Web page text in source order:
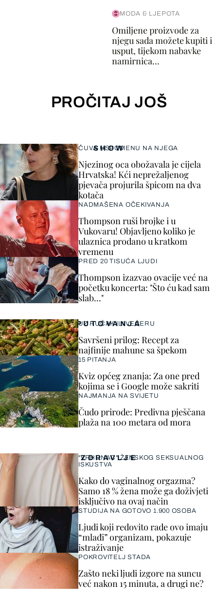
MODA & LJEPOTA
Omiljene proizvode za
njegu sada možete kupiti i
usput, tijekom nabavke
namirnica...
PROČITAJ JOŠ
SHOW
ČUVA USPOMENU NA NJEGA
Njezinog oca obožavala je cijela
Hrvatska! Kći neprežaljenog
pjevača projurila špicom na dva
kotača
NADMAŠENA OČEKIVANJA
Thompson ruši brojke i u
Vukovaru! Objavljeno koliko je
ulaznica prodano u kratkom
vremenu
PRED 20 TISUĆA LJUDI
Thompson izazvao ovacije već na
početku koncerta: "Što ću kad sam
slab..."
ZDRAVLJE
"VRHUNAC" ŽENSKOG SEKSUALNOG
ISKUSTVA
Kako do vaginalnog orgazma?
Samo 18 % žena može ga doživjeti
isključivo na ovaj način
STUDIJA NA GOTOVO 1.900 OSOBA
Ljudi koji redovito rade ovo imaju
“mlađi” organizam, pokazuje
istraživanje
POKROVITELJ STADA
Zašto neki ljudi izgore na suncu
već nakon 15 minuta, a drugi ne?
PUTOVANJA
UZ RUČAK ILI VEČERU
Savršeni prilog: Recept za
najfinije mahune sa špekom
15 PITANJA
Kviz općeg znanja: Za one pred
kojima se i Google može sakriti
NAJMANJA NA SVIJETU
Čudo prirode: Predivna pješčana
plaža na 100 metara od mora